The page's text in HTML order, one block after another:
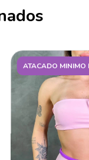
ATACADO MINIMO